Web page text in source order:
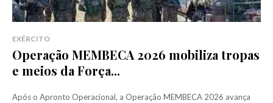
EXÉRCITO
Operação MEMBECA 2026 mobiliza tropas
e meios da Força...
Após o Apronto Operacional, a Operação MEMBECA 2026 avança